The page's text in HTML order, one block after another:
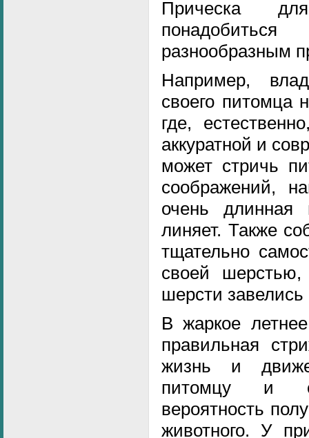
Прическа
разнообразным
Например,
своего питомца
где,
аккуратной и
может стричь
соображений,
очень
линяет. Также
тщательно
своей
шерсти
В жаркое
правильная
жизнь и
питомцу и
вероятность
животного. У